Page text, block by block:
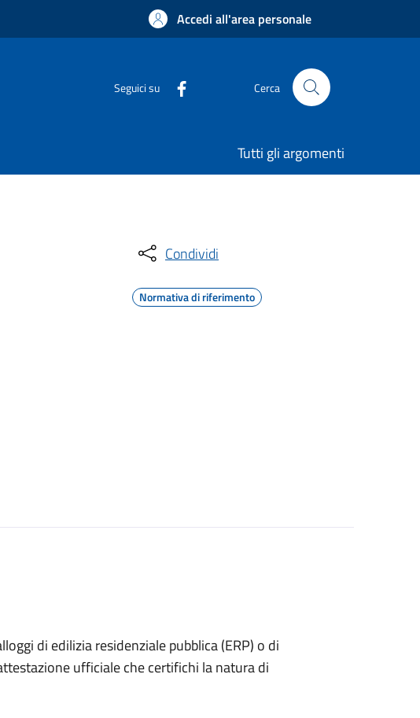
Accedi all'area personale
Seguici su Cerca
Tutti gli argomenti
Condividi
Normativa di riferimento
di edilizia residenziale pubblica (ERP) o di
ufficiale che certifichi la natura di